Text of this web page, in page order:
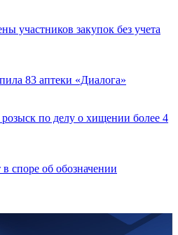
участников закупок без учета
83 аптеки «Диалога»
по делу о хищении более 4
споре об обозначении